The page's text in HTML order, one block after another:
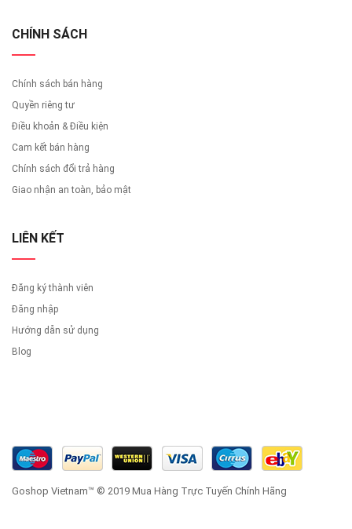
CHÍNH SÁCH
Chính sách bán hàng
Quyền riêng tư
Điều khoản & Điều kiện
Cam kết bán hàng
Chính sách đổi trả hàng
Giao nhận an toàn, bảo mật
LIÊN KẾT
Đăng ký thành viên
Đăng nhập
Hướng dẫn sử dụng
Blog
Goshop Vietnam™ © 2019 Mua Hàng Trực Tuyến Chính Hãng